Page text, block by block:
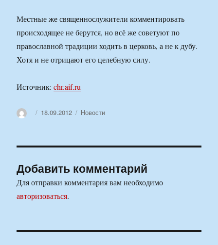
Местные же священнослужители комментировать
происходящее не берутся, но всё же советуют по
православной традиции ходить в церковь, а не к дубу.
Хотя и не отрицают его целебную силу.
Источник:chr.aif.ru
АвторОпубликовано
18.09.2012 Рубрики
Новости
Добавить комментарий
Для отправки комментария вам необходимо
авторизоваться.